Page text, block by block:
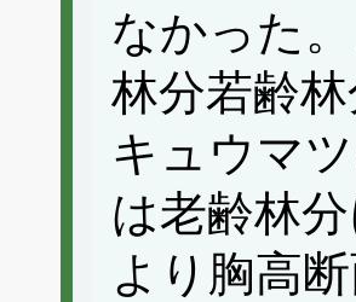
なかった
林分若齢
キュウマ
は老齢林
より胸高